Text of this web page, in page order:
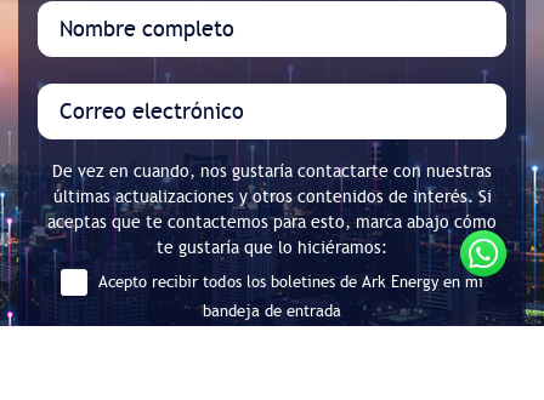
De vez en cuando, nos gustaría contactarte con nuestras
últimas actualizaciones y otros contenidos de interés. Si
aceptas que te contactemos para esto, marca abajo cómo
te gustaría que lo hiciéramos:
Acepto recibir todos los boletines de Ark Energy en mi
bandeja de entrada